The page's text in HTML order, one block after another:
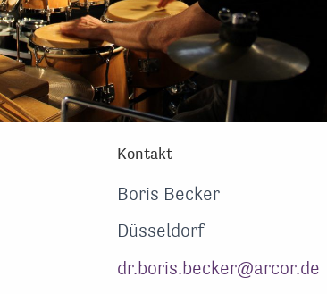
Kontakt
Boris Becker
Düsseldorf
dr.boris.becker@arcor.de